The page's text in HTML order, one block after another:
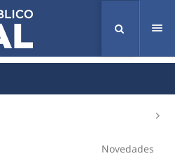
Novedades